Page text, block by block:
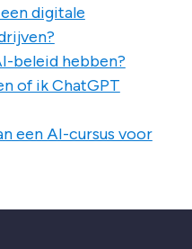
digitale
beleid hebben?
of ik ChatGPT
een AI-cursus voor